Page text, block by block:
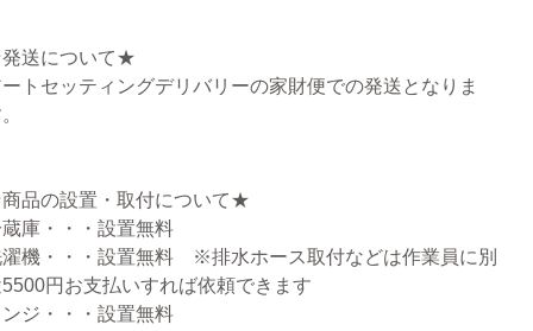
送について★
トセッティングデリバリーの家財便での発送となりま
品の設置・取付について★
庫・・・設置無料
機・・・設置無料 ※排水ホース取付などは作業員に別
円お支払いすれば依頼できます
ジ・・・設置無料